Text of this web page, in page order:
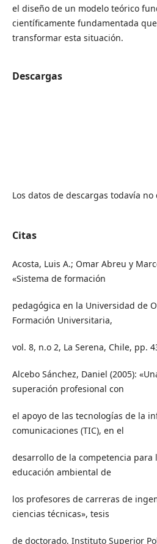
el diseño de un modelo teórico
científicamente fundamentada
transformar esta situación.
Descargas
Los datos de descargas todavía
Citas
Acosta, Luis A.; Omar Abreu y
«Sistema de formación
pedagógica en la Universidad de
Formación Universitaria,
vol. 8, n.o 2, La Serena, Chile, pp.
Alcebo Sánchez, Daniel (2005):
superación profesional con
el apoyo de las tecnologías de la
comunicaciones (TIC), en el
desarrollo de la competencia
educación ambiental de
los profesores de carreras de
ciencias técnicas», tesis
de doctorado, Instituto Superior